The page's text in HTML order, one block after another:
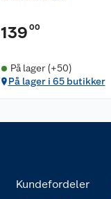
139 00
På lager (+50)
På lager i 65 butikker
Kundefordeler